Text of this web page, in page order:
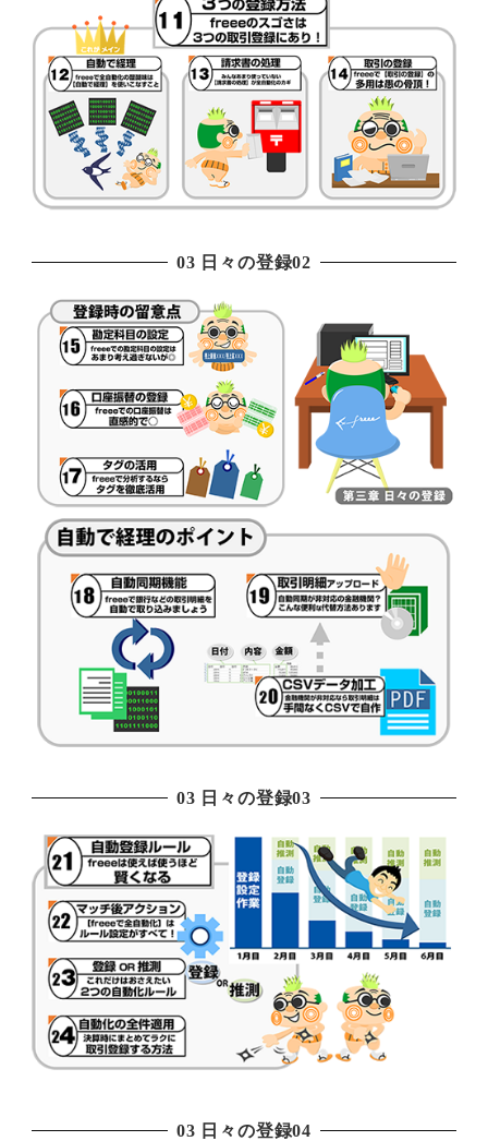
03 日々の登録02
03 日々の登録03
03 日々の登録04